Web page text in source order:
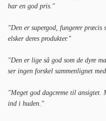
har en god pris."
"Den er supergod, fungerer præcis
elsker deres produkter."
"Den er lige så god som de dyre
ser ingen forskel sammenlignet
"Meget god dagcreme til
ind i huden."